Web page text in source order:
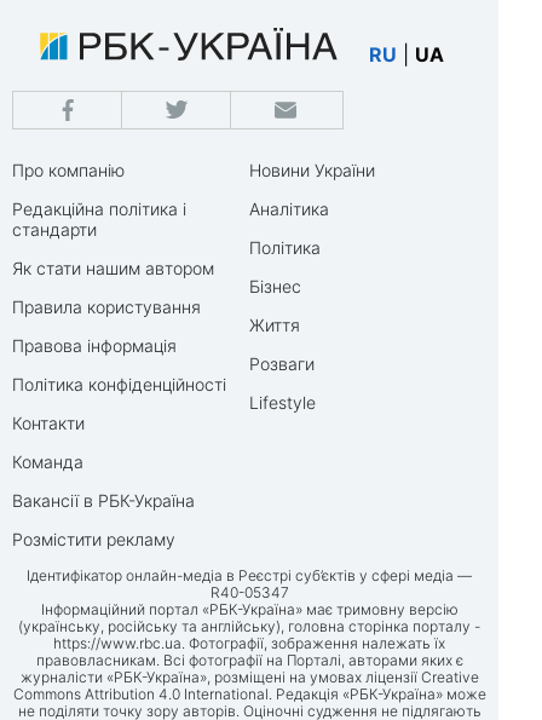
RU UA
Про компанію
Редакційна політика і
стандарти
Як стати нашим автором
Правила користування
Правова інформація
Політика конфіденційності
Контакти
Команда
Вакансії в РБК-Україна
Розмістити рекламу
Новини України
Аналітика
Політика
Бізнес
Життя
Розваги
Lifestyle
Ідентифікатор онлайн-медіа в Реєстрі суб’єктів у сфері медіа —
R40-05347
Інформаційний портал «РБК-Україна» має тримовну версію
(українську, російську та англійську), головна сторінка порталу -
https://www.rbc.ua. Фотографії, зображення належать їх
правовласникам. Всі фотографії на Порталі, авторами яких є
журналісти «РБК-Україна», розміщені на умовах ліцензії Creative
Commons Attribution 4.0 International. Редакція «РБК-Україна» може
не поділяти точку зору авторів. Оціночні судження не підлягають